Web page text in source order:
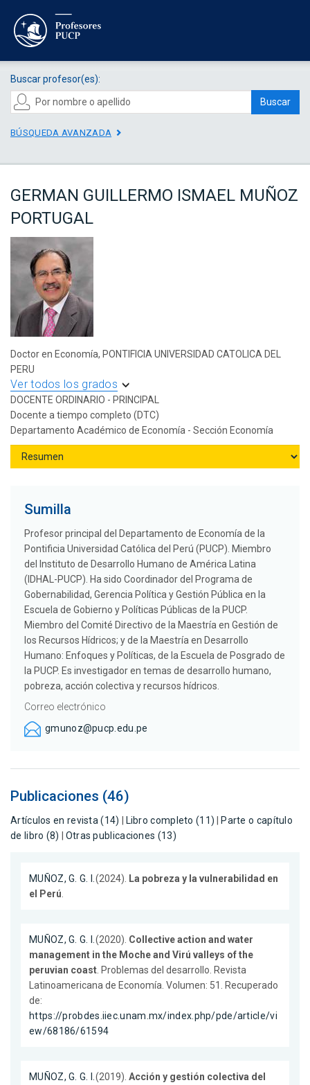
Buscar profesor(es):
Buscar
BÚSQUEDA AVANZADA
GERMAN GUILLERMO ISMAEL MUÑOZ
PORTUGAL
Doctor en Economía, PONTIFICIA UNIVERSIDAD CATOLICA DEL
PERU
Ver todos los grados
DOCENTE ORDINARIO - PRINCIPAL
Docente a tiempo completo (DTC)
Departamento Académico de Economía - Sección Economía
Sumilla
Profesor principal del Departamento de Economía de la
Pontificia Universidad Católica del Perú (PUCP). Miembro
del Instituto de Desarrollo Humano de América Latina
(IDHAL-PUCP). Ha sido Coordinador del Programa de
Gobernabilidad, Gerencia Política y Gestión Pública en la
Escuela de Gobierno y Políticas Públicas de la PUCP.
Miembro del Comité Directivo de la Maestría en Gestión de
los Recursos Hídricos; y de la Maestría en Desarrollo
Humano: Enfoques y Políticas, de la Escuela de Posgrado de
la PUCP. Es investigador en temas de desarrollo humano,
pobreza, acción colectiva y recursos hídricos.
Correo electrónico
gmunoz@pucp.edu.pe
Publicaciones (46)
Artículos en revista (14) Libro completo (11)
Parte o capítulo
de libro (8)
Otras publicaciones (13)
MUÑOZ, G. G. I. (2024).
La pobreza y la vulnerabilidad en
el Perú
MUÑOZ, G. G. I. (2020). Collective action and water
management in the Moche and Virú valleys of the
peruvian coast . Problemas del desarrollo. Revista
Latinoamericana de Economía. Volumen: 51. Recuperado
de:
https://probdes.iiec.unam.mx/index.php/pde/article/vi
ew/68186/61594
MUÑOZ, G. G. I. (2019). Acción y gestión colectiva del